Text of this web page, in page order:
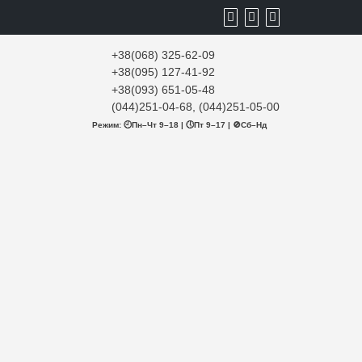
+38(068) 325-62-09
+38(095) 127-41-92
+38(093) 651-05-48
(044)251-04-68, (044)251-05-00
Режим: 🕘Пн–Чт 9–18 | 🕔Пт 9–17 | 🚫Сб–Нд